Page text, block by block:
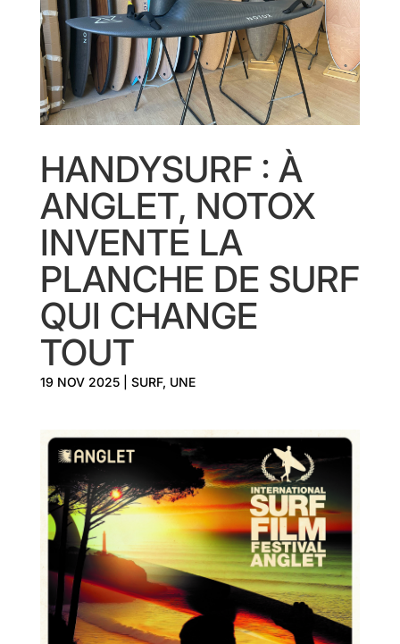
HANDYSURF : À
ANGLET, NOTOX
INVENTE LA
PLANCHE DE SURF
QUI CHANGE
TOUT
19 NOV 2025| SURF, UNE